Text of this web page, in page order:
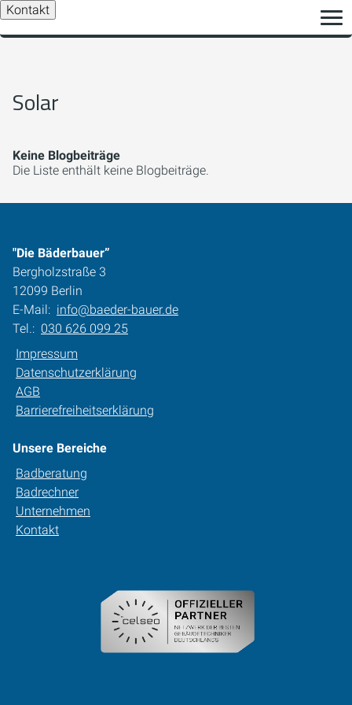
Kontakt
Solar
Keine Blogbeiträge
Die Liste enthält keine Blogbeiträge.
"Die Bäderbauer”
Bergholzstraße 3
12099 Berlin
E-Mail: info@baeder-bauer.de
Tel.: 030 626 099 25
Impressum
Datenschutzerklärung
AGB
Barrierefreiheitserklärung
Unsere Bereiche
Badberatung
Badrechner
Unternehmen
Kontakt